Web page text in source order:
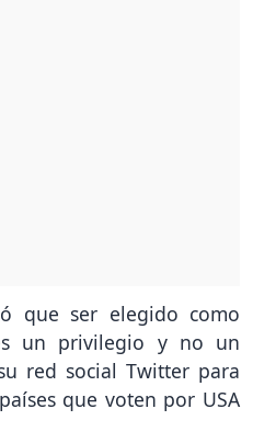
que ser elegido como
un privilegio y no un
red social Twitter para
que voten por USA